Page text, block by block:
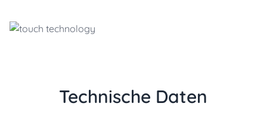
Technische Daten